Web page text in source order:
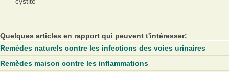
Quelques articles en rapport qui peuvent t'intéresser:
Remèdes naturels contre les infections des voies urinaires
Remèdes maison contre les inflammations